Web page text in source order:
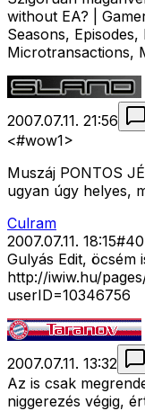
without EA? |
Seasons,
Microtransactions,
2007.07.11. 21:56
<#wow1>
Muszáj PONTOS
ugyan úgy helyes,
Culram
2007.07.11. 18:15#40
Gulyás Edit, öcsém
http://iwiw.hu/
userID=10346756
2007.07.11. 13:32
Az is csak
niggerezés végig,